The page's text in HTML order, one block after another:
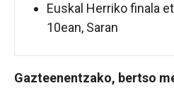
Euskal Herriko finala
10ean, Saran
Gazteenentzako, bertso